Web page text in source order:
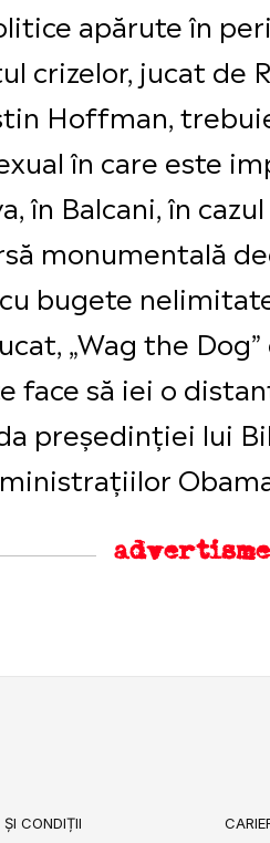
apărute în
crizelor, jucat
Hoffman,
în care este
în Balcani, în
monumentală
bugete
„Wag the
să iei o
președinției lui
ȘI CONDIȚII